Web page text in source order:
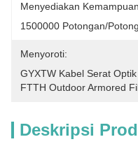
Menyediakan
1500000 Potongan/
Menyoroti:
GYXTW Kabel Serat
FTTH Outdoor Armored
Deskripsi